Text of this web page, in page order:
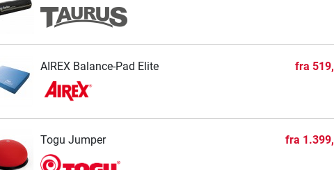
AIREX Balance-Pad Elite fra 519,
Togu Jumper fra 1.399,